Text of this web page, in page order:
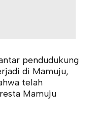
pendudukung
di Mamuju,
telah
Mamuju